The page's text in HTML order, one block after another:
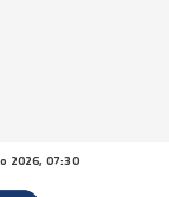
2026, 07:30